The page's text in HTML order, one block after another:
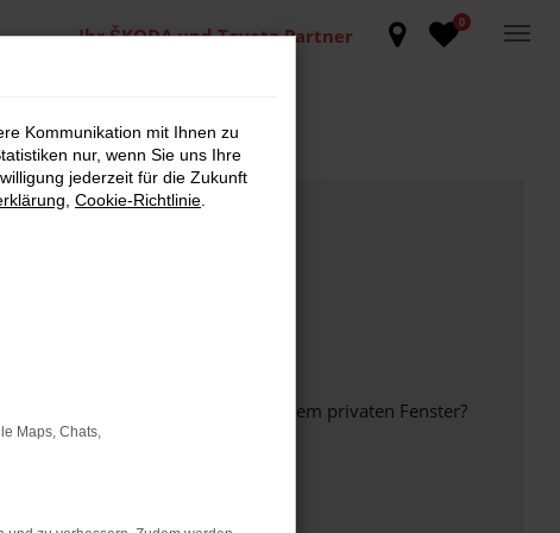
0
Ihr ŠKODA und Toyota Partner
anderen Browser oder in einem privaten Fenster?
Kommunikation mit Ihnen zu
nur, wenn Sie uns Ihre
jederzeit für die Zukunft
Cookie-Richtlinie
Maps, Chats,